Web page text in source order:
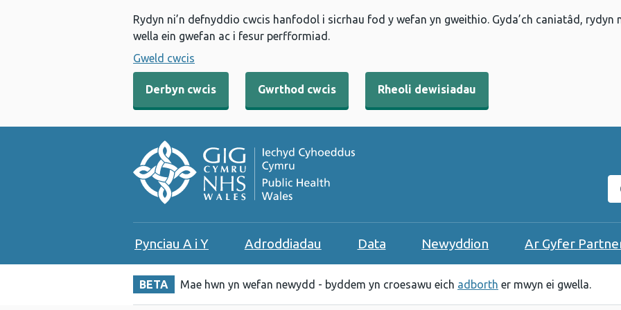
Rydyn ni’n defnyddio cwcis hanfodol i sicrhau fod y wefan yn gweithio. Gyda’ch caniatâd,
wella ein gwefan ac i fesur perfformiad.
Gweld cwcis
Derbyn cwcis Gwrthod cwcis Rheoli dewisiadau
Pynciau A i Y Adroddiadau Data Newyddion Ar Gyfer
BETA Mae hwn yn wefan newydd - byddem yn croesawu eich adborth er mwyn ei gwella.